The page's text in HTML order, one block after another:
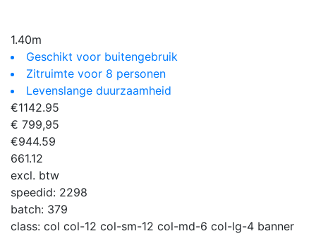
1.40m
Geschikt voor buitengebruik
Zitruimte voor 8 personen
Levenslange duurzaamheid
€1142.95
€ 799,95
€944.59
661.12
excl. btw
speedid: 2298
batch: 379
class: col col-12 col-sm-12 col-md-6 col-lg-4 banner